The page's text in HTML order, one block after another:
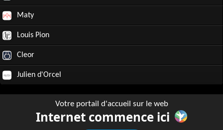
Maty
Louis Pion
Cleor
Julien d'Orcel
Votre portail d'accueil sur le web
Internet commence ici